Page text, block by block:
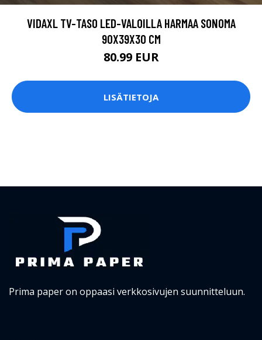
VIDAXL TV-TASO LED-VALOILLA HARMAA SONOMA
90X39X30 CM
80.99 EUR
LISÄTIETOJA
Prima paper on oppaasi verkkosivujen suunnitteluun.